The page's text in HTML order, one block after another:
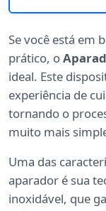
Se você está em
prático, o
ideal. Este
experiência de
tornando o
muito mais
Uma das
aparador é sua
inoxidável, que